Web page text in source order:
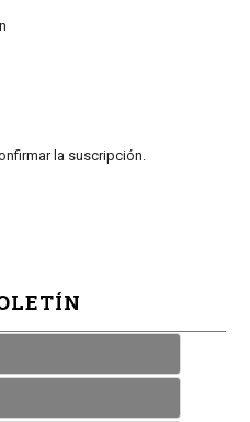
la suscripción.